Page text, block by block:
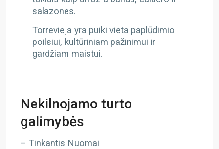
salazones.
Torrevieja yra puiki vieta paplūdimio
poilsiui, kultūriniam pažinimui ir
gardžiam maistui.
Nekilnojamo turto
galimybės
– Tinkantis Nuomai